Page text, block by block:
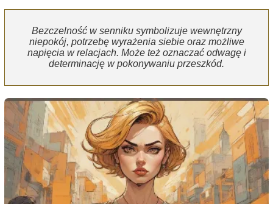
Bezczelność w senniku symbolizuje wewnętrzny
niepokój, potrzebę wyrażenia siebie oraz możliwe
napięcia w relacjach. Może też oznaczać odwagę i
determinację w pokonywaniu przeszkód.